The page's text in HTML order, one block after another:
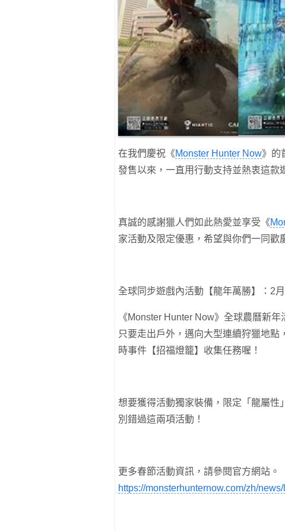
在我們慶祝《Monster Hunter Now》的
發售以來，一直用行動支持並熱衷這款
真誠的感謝獵人們如此熱愛並享受《
家活動及限定優惠，希望與你們一同歡
全球同步遊戲內活動【龍年萬勝】：2
《Monster Hunter Now》全球農曆新
只要走出戶外，邁向大型連續狩獵地
時事件【招福燈籠】收集任務喔！
想要獲得活動獨家裝備，限定「龍屬性
別錯過這兩項活動！
更多春節活動資訊，請參閱官方網站。
https://monsterhunternow.com/zh/